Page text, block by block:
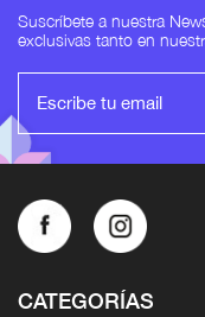
Suscríbete a nuestra
exclusivas tanto en
CATEGORÍAS